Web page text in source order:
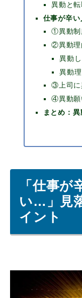
異動と
仕事が辛
①異動制
②異動理
異動
異動
③上司に
④異動願
まとめ：
「仕事が
い…」見
イント